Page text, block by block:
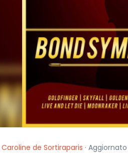
Caroline de Sortiraparis ·